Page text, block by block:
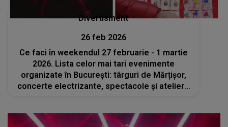
Divertisment
26 feb 2026
Ce faci în weekendul 27 februarie - 1 martie
2026. Lista celor mai tari evenimente
organizate în București: târguri de Mărțișor,
concerte electrizante, spectacole și ateliere